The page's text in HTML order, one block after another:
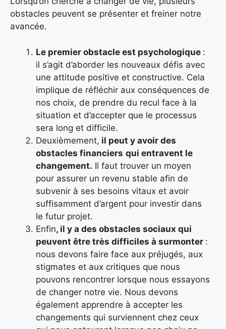
obstacles peuvent se présenter et freiner notre
avancée.
Le premier obstacle est psychologique :
il s’agit d’aborder les nouveaux défis avec
une attitude positive et constructive. Cela
implique de réfléchir aux conséquences de
nos choix, de prendre du recul face à la
situation et d’accepter que le processus
sera long et difficile.
Deuxièmement, il peut y avoir des
obstacles financiers qui entravent le
changement. Il faut trouver un moyen
pour assurer un revenu stable afin de
subvenir à ses besoins vitaux et avoir
suffisamment d’argent pour investir dans
le futur projet.
Enfin, il y a des obstacles sociaux qui
peuvent être très difficiles à surmonter :
nous devons faire face aux préjugés, aux
stigmates et aux critiques que nous
pouvons rencontrer lorsque nous essayons
de changer notre vie. Nous devons
également apprendre à accepter les
changements qui surviennent chez ceux